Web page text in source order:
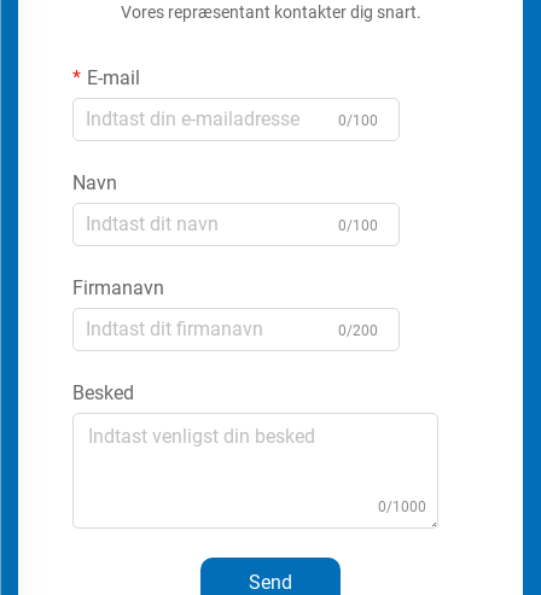
Vores repræsentant kontakter dig snart.
E-mail
0/100
Navn
0/100
Firmanavn
0/200
Besked
0/1000
Send